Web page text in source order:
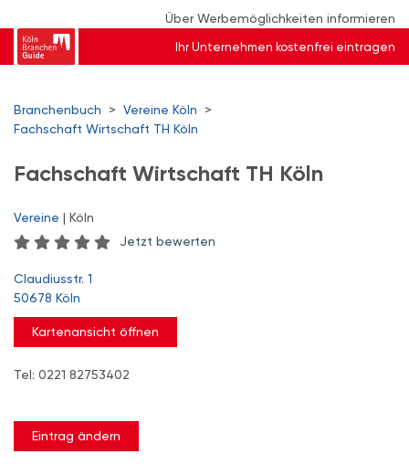
Über Werbemöglichkeiten informieren
Ihr Unternehmen kostenfrei eintragen
Branchenbuch > Vereine Köln
>
Fachschaft Wirtschaft TH Köln
Fachschaft Wirtschaft TH Köln
Vereine | Köln
Jetzt bewerten
Claudiusstr. 1
50678 Köln
Kartenansicht öffnen
Tel: 0221 82753402
Eintrag ändern